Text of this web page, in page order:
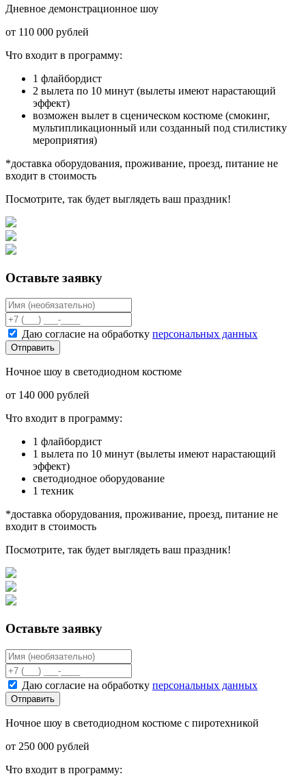
Дневное демонстрационное шоу
от 110 000 рублей
Что входит в программу:
1 флайбордист
2 вылета по 10 минут (вылеты имеют нарастающий
эффект)
возможен вылет в сценическом костюме (смокинг,
мультипликационный или созданный под стилистику
мероприятия)
*доставка оборудования, проживание, проезд, питание не
входит в стоимость
Посмотрите, так будет выглядеть ваш праздник!
Оставьте заявку
Даю согласие на обработку персональных данных
Отправить
Ночное шоу в светодиодном костюме
от 140 000 рублей
Что входит в программу:
1 флайбордист
1 вылета по 10 минут (вылеты имеют нарастающий
эффект)
светодиодное оборудование
1 техник
*доставка оборудования, проживание, проезд, питание не
входит в стоимость
Посмотрите, так будет выглядеть ваш праздник!
Оставьте заявку
Даю согласие на обработку персональных данных
Отправить
Ночное шоу в светодиодном костюме с пиротехникой
от 250 000 рублей
Что входит в программу: